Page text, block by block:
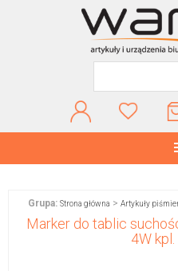
Grupa: Strona główna > Artykuły
Marker do tablic
4W